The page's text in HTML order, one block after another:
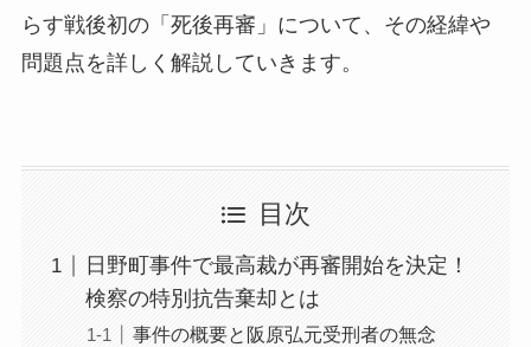
らす戦後初の「死後再審」について、その経緯や
問題点を詳しく解説していきます。
目次
日野町事件で最高裁が再審開始を決定！
検察の特別抗告棄却とは
事件の概要と阪原弘元受刑者の無念